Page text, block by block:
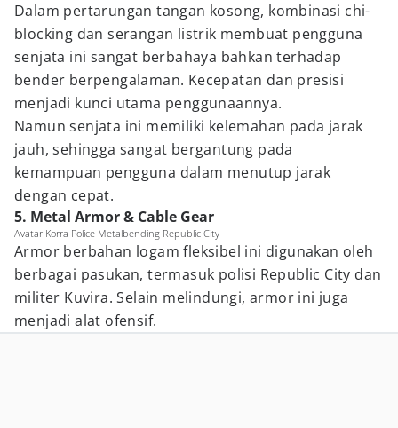
Dalam pertarungan tangan kosong, kombinasi chi-
blocking dan serangan listrik membuat pengguna
senjata ini sangat berbahaya bahkan terhadap
bender berpengalaman. Kecepatan dan presisi
menjadi kunci utama penggunaannya.
Namun senjata ini memiliki kelemahan pada jarak
jauh, sehingga sangat bergantung pada
kemampuan pengguna dalam menutup jarak
dengan cepat.
5. Metal Armor & Cable Gear
Avatar Korra Police Metalbending Republic City
Armor berbahan logam fleksibel ini digunakan oleh
berbagai pasukan, termasuk polisi Republic City dan
militer Kuvira. Selain melindungi, armor ini juga
menjadi alat ofensif.